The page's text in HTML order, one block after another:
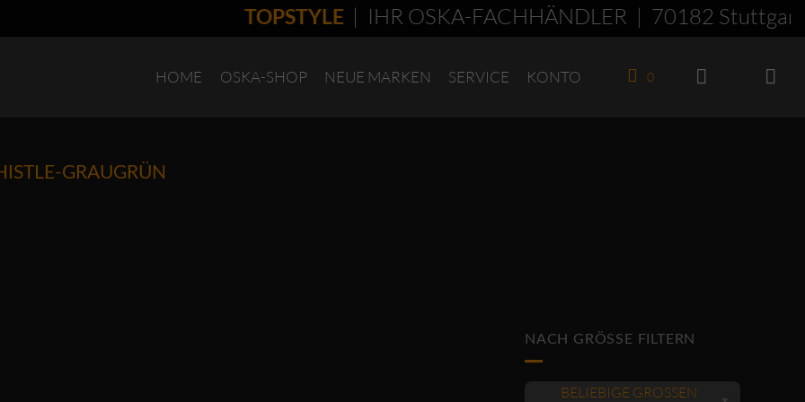
TOPSTYLE| IHR OSKA-FACHHÄNDLER | 70182
HOME OSKA-SHOP NEUE MARKEN SERVICE KONTO 0
GRAUGRÜN
NACH GRÖSSE FILTERN
BELIEBIGE GRÖSSEN